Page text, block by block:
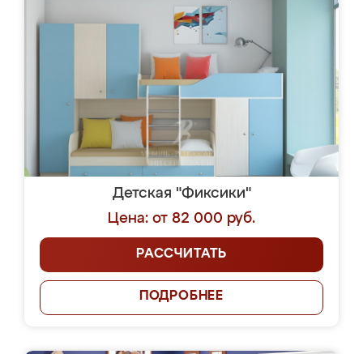
Детская "Фиксики"
Цена: от 82 000 руб.
РАССЧИТАТЬ
ПОДРОБНЕЕ